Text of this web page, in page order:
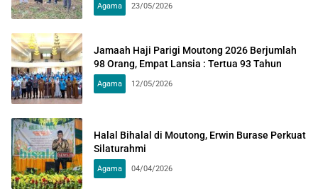
Agama 23/05/2026
Jamaah Haji Parigi Moutong 2026 Berjumlah
98 Orang, Empat Lansia : Tertua 93 Tahun
Agama 12/05/2026
Halal Bihalal di Moutong, Erwin Burase Perkuat
Silaturahmi
Agama 04/04/2026